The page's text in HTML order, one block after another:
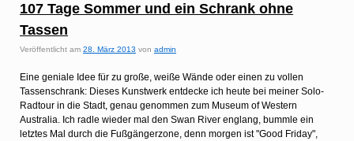
107 Tage Sommer und ein Schrank ohne
Tassen
Veröffentlicht am 28. März 2013 von admin
Eine geniale Idee für zu große, weiße Wände oder einen zu vollen
Tassenschrank: Dieses Kunstwerk entdecke ich heute bei meiner Solo-
Radtour in die Stadt, genau genommen zum Museum of Western
Australia. Ich radle wieder mal den Swan River englang, bummle ein
letztes Mal durch die Fußgängerzone, denn morgen ist "Good Friday",